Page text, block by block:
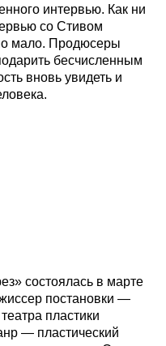
интервью. Как ни
со Стивом
мало. Продюсеры
бесчисленным
вновь увидеть и
состоялась в марте
постановки —
пластики
— пластический